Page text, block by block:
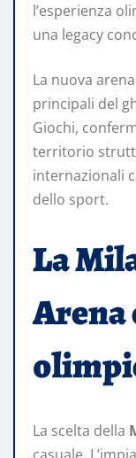
l’esperienza
una legacy
La nuova
principali del
Giochi,
territorio
internazionali
dello sport.
La
Arena
La scelta della